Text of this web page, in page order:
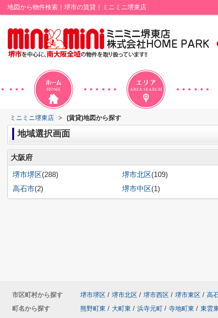
地図から物件検索｜堺市の賃貸｜ミニミニ堺東店
ミニミニ堺東店 > (賃貸)地図から探す
地域選択画面
大阪府
堺市堺区(288) 堺市北区(109)
高石市(2) 堺市中区(1)
市区町村から探す 堺市堺区 / 堺市北区 / 堺市西区 / 堺市東区 / 高
町名から探す
熊野町東 / 大町東 / 浜寺元町 / 寺地町東 / 東雲